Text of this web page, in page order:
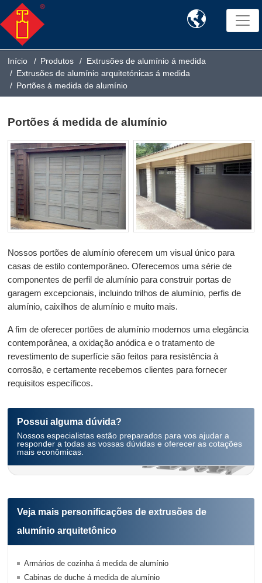

Início Produtos
Extrusões de alumínio á medida
Extrusões de alumínio arquitetónicas á medida
Portões á medida de alumínio
Portões á medida de alumínio
Nossos portões de alumínio oferecem um visual único para
casas de estilo contemporâneo. Oferecemos uma série de
componentes de perfil de alumínio para construir portas de
garagem excepcionais, incluindo trilhos de alumínio, perfis de
alumínio, caixilhos de alumínio e muito mais.
A fim de oferecer portões de alumínio modernos uma elegância
contemporânea, a oxidação anódica e o tratamento de
revestimento de superfície são feitos para resistência à
corrosão, e certamente recebemos clientes para fornecer
requisitos específicos.
Possui alguma dúvida?
Nossos especialistas estão preparados para vos ajudar a
responder a todas as vossas dúvidas e oferecer as cotações
mais econômicas.
Veja mais personificações de extrusões de
alumínio arquitetônico
Armários de cozinha á medida de alumínio
Cabinas de duche á medida de alumínio